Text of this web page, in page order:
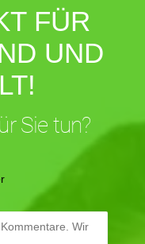
FÜR
UND
Sie tun?